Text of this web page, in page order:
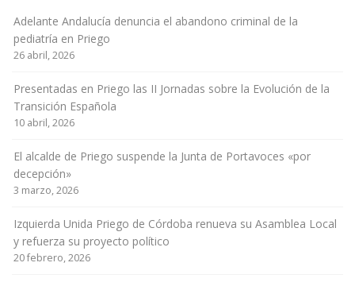
Adelante Andalucía denuncia el abandono criminal de la
pediatría en Priego
26 abril, 2026
Presentadas en Priego las II Jornadas sobre la Evolución de la
Transición Española
10 abril, 2026
El alcalde de Priego suspende la Junta de Portavoces «por
decepción»
3 marzo, 2026
Izquierda Unida Priego de Córdoba renueva su Asamblea Local
y refuerza su proyecto político
20 febrero, 2026